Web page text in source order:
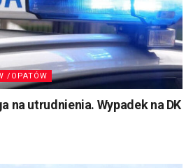
/OPATÓW
na utrudnienia. Wypadek na DK